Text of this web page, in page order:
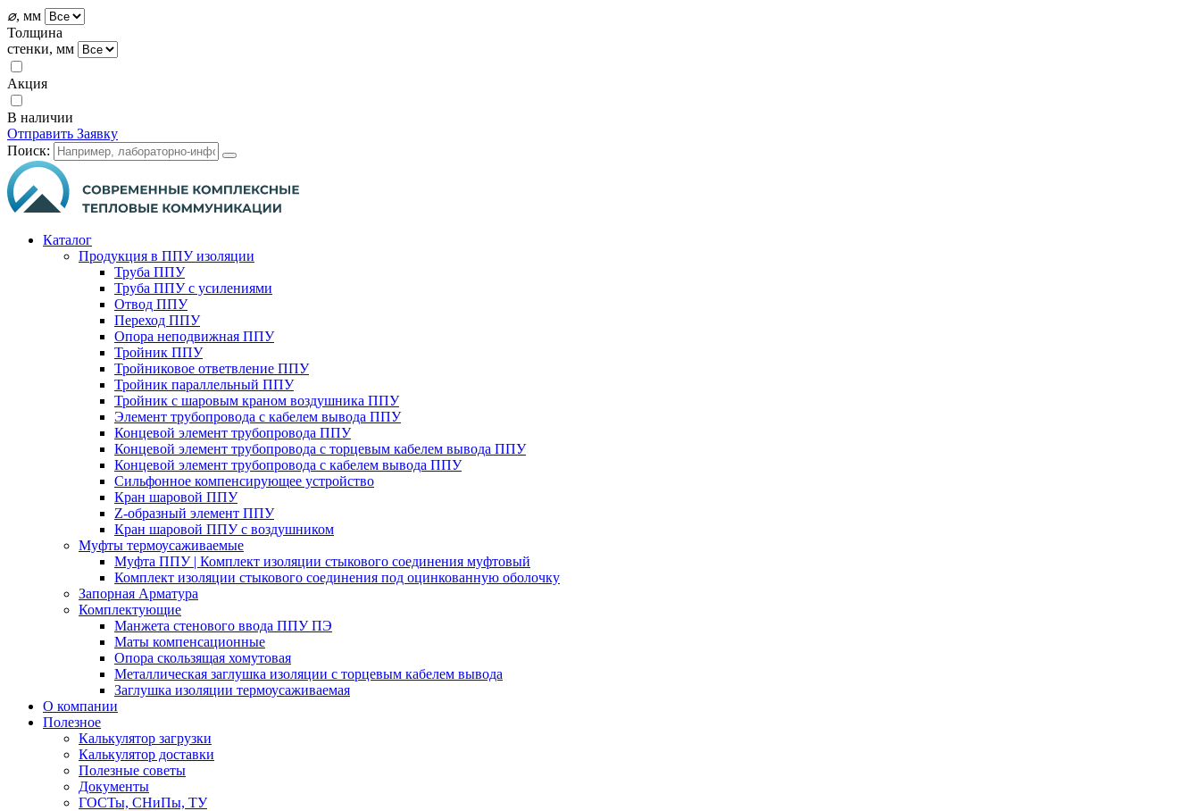
⌀, мм
Толщина
стенки, мм
Акция
В наличии
Отправить Заявку
Поиск:
Каталог
Продукция в ППУ изоляции
Труба ППУ
Труба ППУ с усилениями
Отвод ППУ
Переход ППУ
Опора неподвижная ППУ
Тройник ППУ
Тройниковое ответвление ППУ
Тройник параллельный ППУ
Тройник с шаровым краном воздушника ППУ
Элемент трубопровода с кабелем вывода ППУ
Концевой элемент трубопровода ППУ
Концевой элемент трубопровода с торцевым кабелем вывода ППУ
Концевой элемент трубопровода с кабелем вывода ППУ
Сильфонное компенсирующее устройство
Кран шаровой ППУ
Z-образный элемент ППУ
Кран шаровой ППУ с воздушником
Муфты термоусаживаемые
Муфта ППУ | Комплект изоляции стыкового соединения муфтовый
Комплект изоляции стыкового соединения под оцинкованную оболочку
Запорная Арматура
Комплектующие
Манжета стенового ввода ППУ ПЭ
Маты компенсационные
Опора скользящая хомутовая
Металлическая заглушка изоляции с торцевым кабелем вывода
Заглушка изоляции термоусаживаемая
О компании
Полезное
Калькулятор загрузки
Калькулятор доставки
Полезные советы
Документы
ГОСТы, СНиПы, ТУ